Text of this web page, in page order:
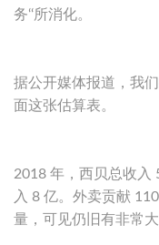
务‘‘所消化。
据公开媒体报道，我
面这张估算表。
2018 年，西贝总收入
入 8 亿。外卖贡献
量，可见仍旧有非常